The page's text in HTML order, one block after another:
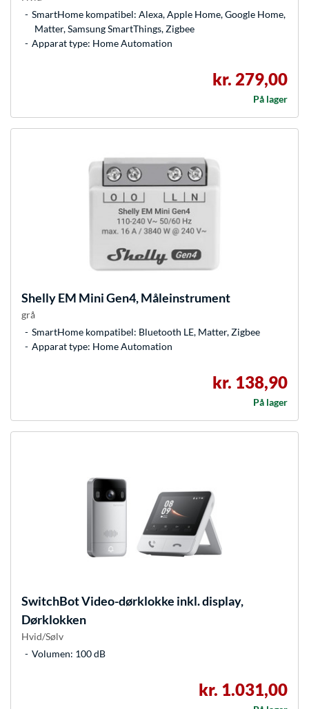
SmartHome kompatibel: Alexa, Apple Home, Google Home,
Matter, Samsung SmartThings, Zigbee
Apparat type: Home Automation
kr. 279,00
På lager
ShellyEM Mini Gen4, Måleinstrument
grå
SmartHome kompatibel: Bluetooth LE, Matter, Zigbee
Apparat type: Home Automation
kr. 138,90
På lager
SwitchBotVideo-dørklokke inkl. display,
Dørklokken
Hvid/Sølv
Volumen: 100 dB
kr. 1.031,00